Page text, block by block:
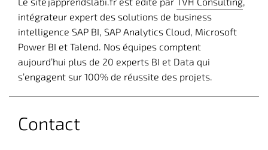
intégrateur expert des solutions de business
intelligence SAP BI, SAP Analytics Cloud, Microsoft
Power BI et Talend. Nos équipes comptent
aujourd’hui plus de 20 experts BI et Data qui
s’engagent sur 100% de réussite des projets.
Contact